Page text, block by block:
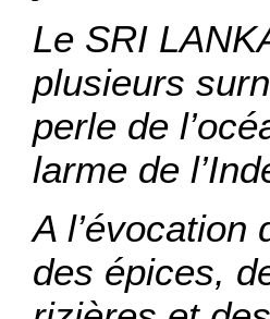
Le SRI
plusieurs
perle de
larme de
A
des épices,